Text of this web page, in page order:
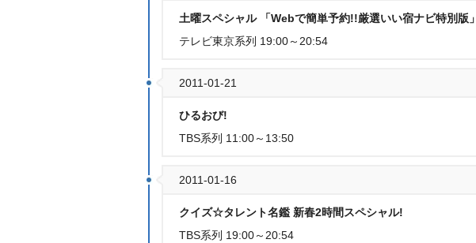
土曜スペシャル 「Webで簡単予約!!厳選いい宿ナビ特別版」
テレビ東京系列 19:00～20:54
2011-01-21
ひるおび!
TBS系列 11:00～13:50
2011-01-16
クイズ☆タレント名鑑 新春2時間スペシャル!
TBS系列 19:00～20:54